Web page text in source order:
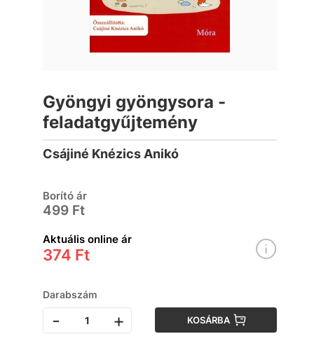
Gyöngyi gyöngysora -
feladatgyűjtemény
Csájiné Knézics Anikó
Borító ár
499 Ft
Aktuális online ár
374 Ft
Darabszám
- + KOSÁRBA